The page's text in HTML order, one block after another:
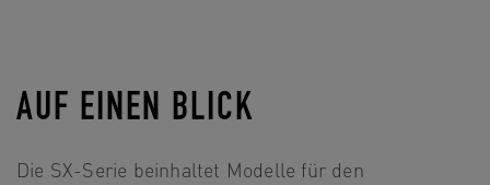
AUF EINEN BLICK
Die SX-Serie beinhaltet Modelle für den